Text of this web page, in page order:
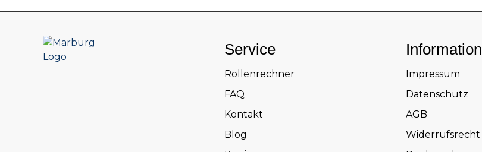
Service
Rollenrechner
FAQ
Kontakt
Blog
Information
Impressum
Datenschutz
AGB
Widerrufsrecht